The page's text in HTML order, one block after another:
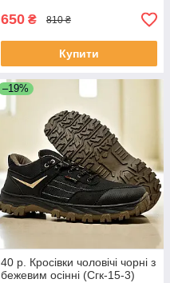
650 ₴ 810 ₴
Купити
–19%
40 р. Кросівки чоловічі чорні з
бежевим осінні (Сгк-15-3)